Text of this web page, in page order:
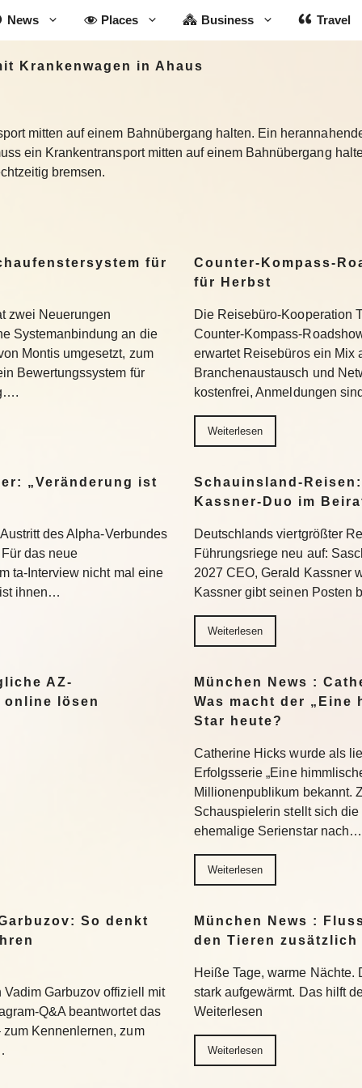
News Places Business Travel
Krankenwagen in Ahaus
mitten auf einem Bahnübergang halten. Ein
ein Krankentransport mitten auf einem Bahnübergang
bremsen.
für
zwei Neuerungen
Systemanbindung an die
Montis umgesetzt, zum
Bewertungssystem für
Counter-Kompass-
für Herbst
Die Reisebüro-Kooperation
Counter-Kompass-
erwartet Reisebüros ein Mix
Branchenaustausch und
kostenfrei, Anmeldungen
Weiterlesen
„Veränderung ist
des Alpha-Verbundes
das neue
ta-Interview nicht mal eine
ihnen…
Schauinsland-
Kassner-Duo im
Deutschlands viertgrößter
Führungsriege neu auf:
2027 CEO, Gerald Kassner
Kassner gibt seinen Posten
Weiterlesen
AZ-
lösen
München News :
Was macht der „Eine
Star heute?
Catherine Hicks wurde als
Erfolgsserie „Eine
Millionenpublikum bekannt.
Schauspielerin stellt sich die
ehemalige Serienstar nach…
Weiterlesen
So denkt
Garbuzov offiziell mit
Q&A beantwortet das
Kennenlernen, zum
München News :
den Tieren zusätzlich
Heiße Tage, warme Nächte.
stark aufgewärmt. Das hilft
Weiterlesen
Weiterlesen